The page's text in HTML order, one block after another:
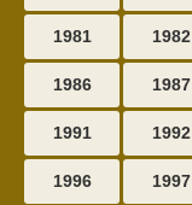
1981 1982
1986 1987
1991 1992
1996 1997